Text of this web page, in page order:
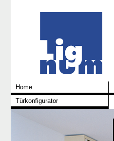
Home
Türkonfigurator